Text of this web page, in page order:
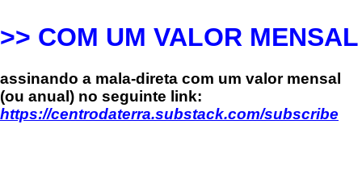
>> COM UM VALOR MENSAL
assinando a mala-direta com um valor mensal
(ou anual) no seguinte link:
https://centrodaterra.substack.com/subscribe